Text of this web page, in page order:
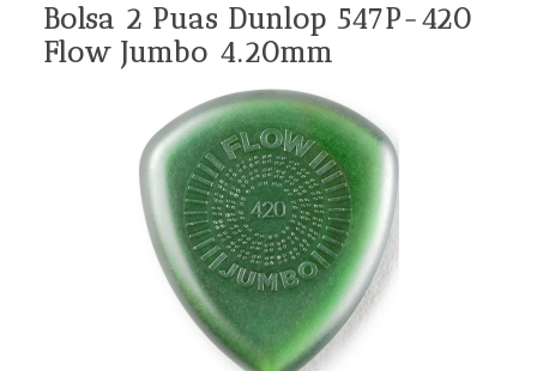
Bolsa 2 Puas Dunlop 547P-420
Flow Jumbo 4.20mm